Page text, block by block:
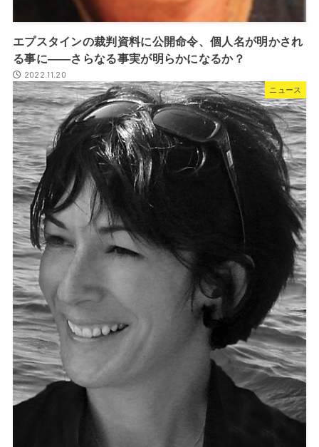
エプスタインの裁判資料に公開命令、個人名が明かされ
る事に――さらなる事実が明らかになるか？
2022.11.20
ニュース